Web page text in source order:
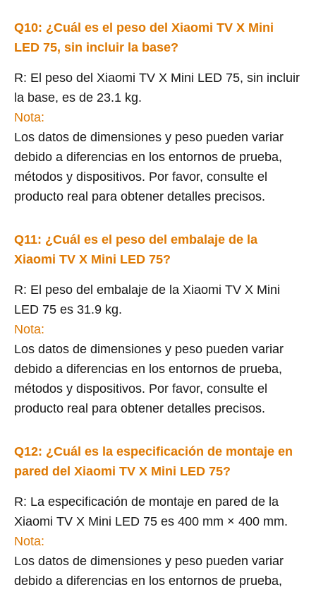
Q10: ¿Cuál es el peso del Xiaomi TV X Mini
LED 75, sin incluir la base?
R: El peso del Xiaomi TV X Mini LED 75, sin incluir
la base, es de 23.1 kg.
Nota:
Los datos de dimensiones y peso pueden variar
debido a diferencias en los entornos de prueba,
métodos y dispositivos. Por favor, consulte el
producto real para obtener detalles precisos.
Q11: ¿Cuál es el peso del embalaje de la
Xiaomi TV X Mini LED 75?
R: El peso del embalaje de la Xiaomi TV X Mini
LED 75 es 31.9 kg.
Nota:
Los datos de dimensiones y peso pueden variar
debido a diferencias en los entornos de prueba,
métodos y dispositivos. Por favor, consulte el
producto real para obtener detalles precisos.
Q12: ¿Cuál es la especificación de montaje en
pared del Xiaomi TV X Mini LED 75?
R: La especificación de montaje en pared de la
Xiaomi TV X Mini LED 75 es 400 mm × 400 mm.
Nota:
Los datos de dimensiones y peso pueden variar
debido a diferencias en los entornos de prueba,